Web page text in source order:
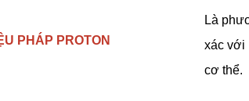
PHÁP PROTON
Là
xác với
cơ thể.